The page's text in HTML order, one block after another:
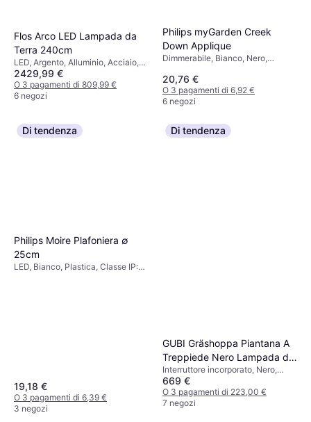
Flos Arco LED Lampada da
Terra 240cm
LED, Argento, Alluminio, Acciaio,
Classe IP: IP20, Attacco Lampada:
E27
2429,99 €
O 3 pagamenti di 809,99 €
6 negozi
Philips myGarden Creek
Down Applique
Dimmerabile, Bianco, Nero,
Attacco Lampada: E27
20,76 €
O 3 pagamenti di 6,92 €
6 negozi
Di tendenza
Philips Moire Plafoniera ∅
25cm
LED, Bianco, Plastica, Classe IP:
19,18 €
O 3 pagamenti di 6,39 €
3 negozi
Di tendenza
GUBI Gräshoppa Piantana A
Treppiede Nero Lampada da
Terra 125.3cm
Interruttore incorporato, Nero,
Ottone, Acciaio, Classe IP: IP20,
Attacco Lampada: E14
669 €
O 3 pagamenti di 223,00 €
7 negozi